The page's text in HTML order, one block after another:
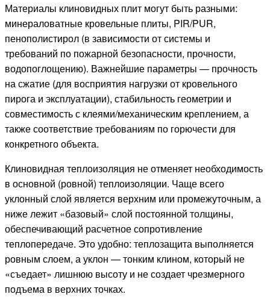
Материалы клиновидных плит могут быть разными:
минераловатные кровельные плиты, PIR/PUR,
пенополистирол (в зависимости от системы и
требований по пожарной безопасности, прочности,
водопоглощению). Важнейшие параметры — прочность
на сжатие (для восприятия нагрузки от кровельного
пирога и эксплуатации), стабильность геометрии и
совместимость с клеями/механическим креплением, а
также соответствие требованиям по горючести для
конкретного объекта.
Клиновидная теплоизоляция не отменяет необходимость
в основной (ровной) теплоизоляции. Чаще всего
уклонный слой является верхним или промежуточным, а
ниже лежит «базовый» слой постоянной толщины,
обеспечивающий расчетное сопротивление
теплопередаче. Это удобно: теплозащита выполняется
ровным слоем, а уклон — тонким клином, который не
«съедает» лишнюю высоту и не создает чрезмерного
подъема в верхних точках.